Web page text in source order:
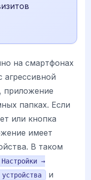
на смартфонах
агрессивной
приложение
папках. Если
или кнопка
имеет
В таком
Настройки →
и